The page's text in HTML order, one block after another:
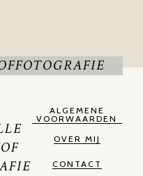
ALGEMENE
VOORWAARDEN
OVER MIJ
CONTACT